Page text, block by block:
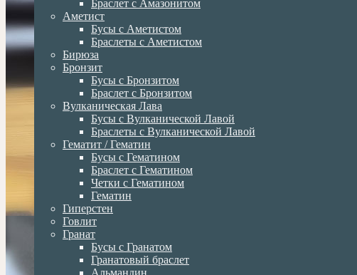
Браслет с Амазонитом
Аметист
Бусы с Аметистом
Браслеты с Аметистом
Бирюза
Бронзит
Бусы с Бронзитом
Браслет с Бронзитом
Вулканическая Лава
Бусы с Вулканической Лавой
Браслеты с Вулканической Лавой
Гематит / Гематин
Бусы с Гематином
Браслет с Гематином
Четки с Гематином
Гематин
Гиперстен
Говлит
Гранат
Бусы с Гранатом
Гранатовый браслет
Альмандин